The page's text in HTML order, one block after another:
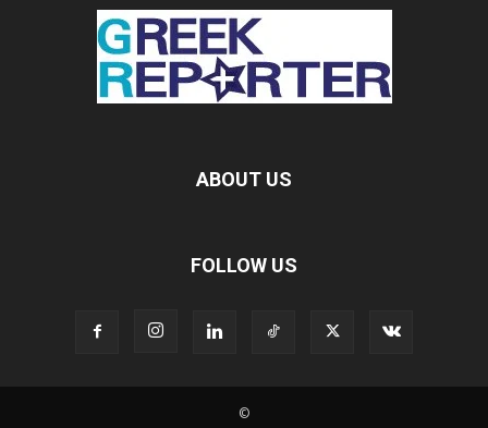
ABOUT US
FOLLOW US
©